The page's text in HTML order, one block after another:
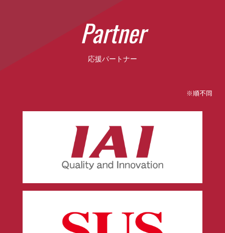
Partner
応援パートナー
※順不同